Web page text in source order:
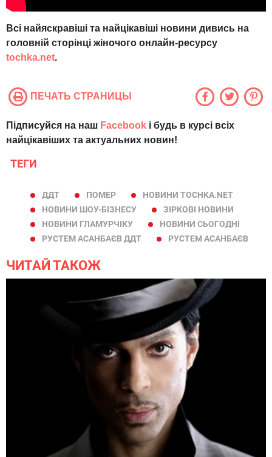
Всі найяскравіші та найцікавіші новини дивись на
головній сторінці жіночого онлайн-ресурсу
tochka.net.
ПЕЧАТЬ СТРАНИЦЫ
Підписуйся на наш Facebook і будь в курсі всіх
найцікавіших та актуальних новин!
ТЕГИ
ДДТ ПОМЕР
НОВИНИ TOCHKA.NET
НОВИНИ ШОУ-БІЗНЕСУ
ЗІРКОВІ НОВИНИ
НОВИНИ ГЛАМУРЧІКУ
НОВИНИ СЬОГОДНІ
РУСТЕМ АСАНБАЄВ ДДТ
РУСТЕМ АСАНБАЄВ
ЧИТАЙ ТАКОЖ